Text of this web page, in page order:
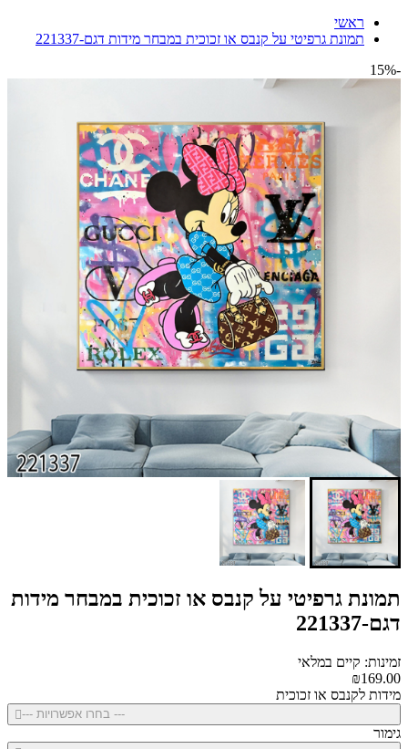
ראשי
תמונת גרפיטי על קנבס או זכוכית במבחר מידות דגם-221337
-15%
תמונת גרפיטי על קנבס או זכוכית במבחר מידות
דגם-221337
זמינות: קיים במלאי
₪169.00
מידות לקנבס או זכוכית
--- בחרו אפשרויות ---
גימור